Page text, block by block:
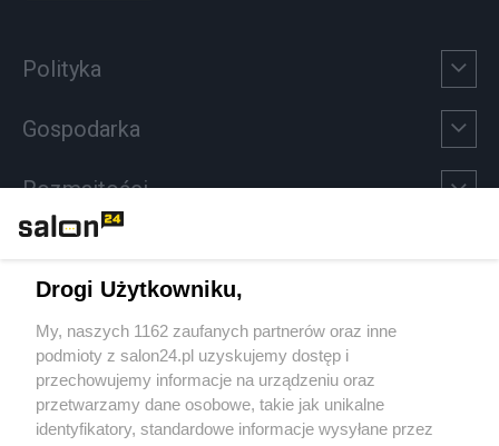
Polityka
Gospodarka
Rozmaitości
Sport
Społeczeństwo
Kultura
Drogi Użytkowniku,
My, naszych 1162 zaufanych partnerów oraz inne
podmioty z salon24.pl uzyskujemy dostęp i
przechowujemy informacje na urządzeniu oraz
przetwarzamy dane osobowe, takie jak unikalne
identyfikatory, standardowe informacje wysyłane przez